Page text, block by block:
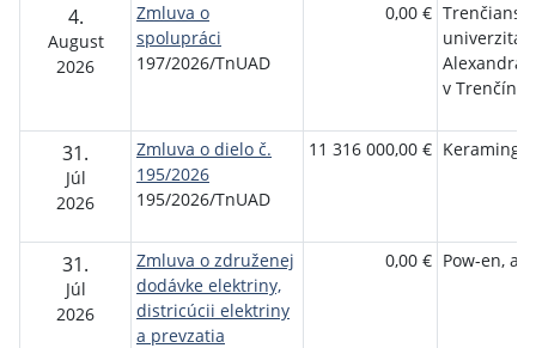
4.
August
2026
Zmluva o
spolupráci
197/2026/TnUAD
0,00 €
univerzita
Alexandra
v Trenčíne
31.
Júl
2026
Zmluva o dielo č.
195/2026
195/2026/TnUAD
11 316 000,00 € Keraming,
31.
Júl
2026
Zmluva o združenej
dodávke elektriny,
districúcii elektriny
a prevzatia
0,00 € Pow-en, a.s.